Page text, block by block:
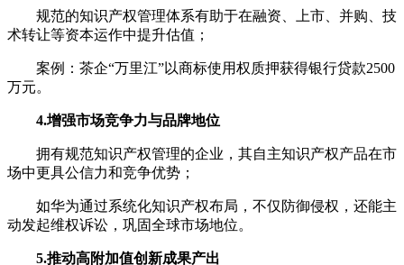
规范的知识产权管理体系有助于在融资、上市、并购、技
术转让等资本运作中提升估值；
案例：茶企“万里江”以商标使用权质押获得银行贷款2500
万元。
4.增强市场竞争力与品牌地位
拥有规范知识产权管理的企业，其自主知识产权产品在市
场中更具公信力和竞争优势；
如华为通过系统化知识产权布局，不仅防御侵权，还能主
动发起维权诉讼，巩固全球市场地位。
5.推动高附加值创新成果产出